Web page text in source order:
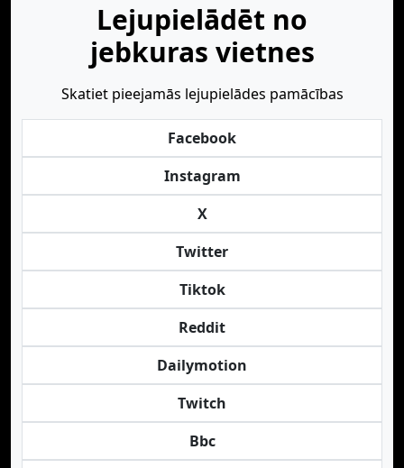
Lejupielādēt no
jebkuras vietnes
Skatiet pieejamās lejupielādes pamācības
Facebook
Instagram
X
Twitter
Tiktok
Reddit
Dailymotion
Twitch
Bbc